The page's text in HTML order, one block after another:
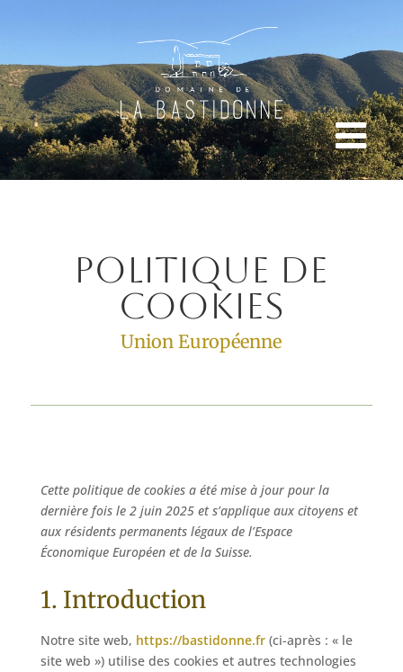
Politique de
Cookies
Union Européenne
Cette politique de cookies a été mise à jour pour la
dernière fois le 2 juin 2025 et s’applique aux citoyens et
aux résidents permanents légaux de l’Espace
Économique Européen et de la Suisse.
1. Introduction
Notre site web, https://bastidonne.fr(ci-après : « le
site web ») utilise des cookies et autres technologies